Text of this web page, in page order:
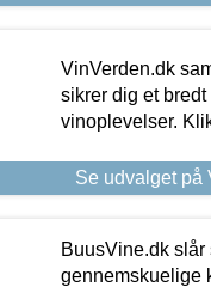
VinVerden.dk
sikrer dig et
vinoplevelser.
Se udvalget på
BuusVine.dk slår
gennemskuelige